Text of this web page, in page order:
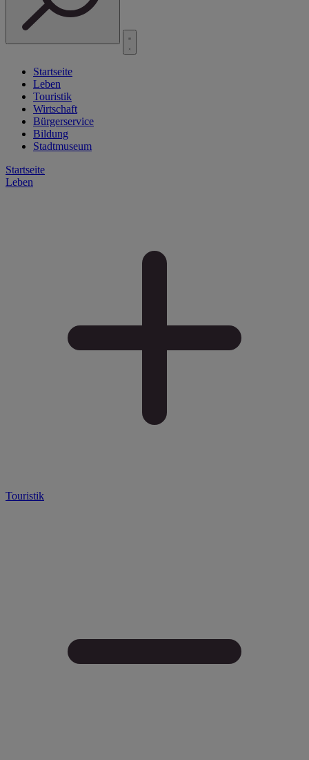
Startseite
Leben
Touristik
Wirtschaft
Bürgerservice
Bildung
Stadtmuseum
Startseite
Leben
Touristik